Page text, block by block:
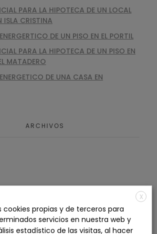
PARA LA HIPOTECA DE UN LOCAL
ISLA CRISTINA
DE UN PISO EN EL PORTIL
PARA LA HIPOTECA DE UN PISO EN
MATADERO
DE UNA CASA EN
ARCHIVOS
X
cookies propias y de terceros para
servicios en nuestra web y
estadístico de las visitas, al hacer